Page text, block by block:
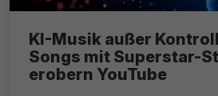
KI-Musik außer
Songs mit Superstar-
erobern YouTube